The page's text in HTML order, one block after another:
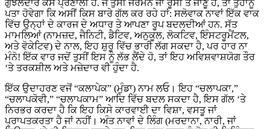
ਗੁੰਝਲਦਾਰ ਕੇਸ ਪ੍ਰਣਾਲੀ ਹੈ. ਜੇ ਤੁਸੀਂ ਜਰਮਨ ਜਾਂ ਰੂਸੀ ਤੋਂ ਜਾਣੂ ਹੋ, ਤਾਂ ਤੁਹਾਨੂੰ
ਪਤਾ ਹੋਵੇਗਾ ਕਿ ਅਸੀਂ ਕਿਸ ਬਾਰੇ ਗੱਲ ਕਰ ਰਹੇ ਹਾਂ: ਸਲੋਵਾਕ ਨਾਵਾਂ ਇੱਕ ਵਾਕ
ਵਿੱਚ ਉਨ੍ਹਾਂ ਦੇ ਕਾਰਜ ਦੇ ਅਧਾਰ ਤੇ ਆਪਣਾ ਰੂਪ ਬਦਲਦੀਆਂ ਹਨ. ਸੱਤ
ਮਾਮਲਿਆਂ (ਨਾਮਜ਼ਦ, ਜੈਨਿਟੀ, ਡੈਟਿਵ, ਅਨੁਕੂਲ, ਲੋਕਟਿਵ, ਇੰਸਟਰੂਮੈਂਟਲ,
ਅਤੇ ਵੋਕੇਟਿਵ) ਦੇ ਨਾਲ, ਇਹ ਸ਼ੁਰੂ ਵਿੱਚ ਭਾਰੀ ਲੱਗ ਸਕਦਾ ਹੈ, ਪਰ ਹਾਰ ਨਾ
ਮੰਨੋ! ਇੱਕ ਵਾਰ ਜਦੋਂ ਤੁਸੀਂ ਇਸ ਨੂੰ ਲੱਭ ਲੈਂਦੇ ਹੋ, ਤਾਂ ਇਹ ਅਵਿਸ਼ਵਾਸ਼ਯੋਗ ਤੌਰ
‘ਤੇ ਤਰਕਸ਼ੀਲ ਅਤੇ ਮਜ਼ੇਦਾਰ ਵੀ ਹੁੰਦਾ ਹੈ.
ਇੱਕ ਉਦਾਹਰਣ ਵਜੋਂ “ਕਲਾਪੇਕ” (ਮੁੰਡਾ) ਨਾਮ ਲਓ। ਇਹ “ਚਲਾਪਕਾ,”
“ਚਲਾਪਕੋਵੀ,” “ਚਲਾਪਕਾਮ” ਆਦਿ ਵਿੱਚ ਬਦਲ ਸਕਦਾ ਹੈ, ਇਸ ਗੱਲ ‘ਤੇ
ਨਿਰਭਰ ਕਰਦਾ ਹੈ ਕਿ ਇਹ ਕਿਸੇ ਕਾਰਵਾਈ ਦਾ ਵਿਸ਼ਾ, ਵਸਤੂ ਜਾਂ
ਪ੍ਰਾਪਤਕਰਤਾ ਹੈ ਜਾਂ ਨਹੀਂ। ਅੰਤ ਨਾਵਾਂ ਦੇ ਲਿੰਗ (ਮਰਦਾਨਾ, ਨਾਰੀ, ਜਾਂ